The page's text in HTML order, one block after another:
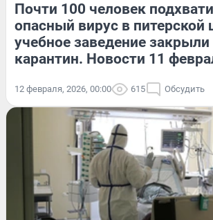
Почти 100 человек
опасный вирус в питерской
учебное заведение закрыли
карантин. Новости 11
12 февраля, 2026, 00:00 615 Обсудить